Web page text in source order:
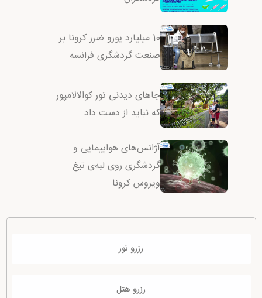
10 میلیارد یورو ضرر کرونا بر
صنعت گردشگری فرانسه
جاهای دیدنی تور کوالالامپور
که نباید از دست داد
آژانس‌های هواپیمایی و
گردشگری روی لبه‌ی تیغ
ویروس کرونا
رزرو تور
رزرو هتل